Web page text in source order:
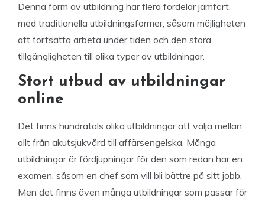
Denna form av utbildning har flera fördelar jämfört
med traditionella utbildningsformer, såsom möjligheten
att fortsätta arbeta under tiden och den stora
tillgängligheten till olika typer av utbildningar.
Stort utbud av utbildningar
online
Det finns hundratals olika utbildningar att välja mellan,
allt från akutsjukvård till affärsengelska. Många
utbildningar är fördjupningar för den som redan har en
examen, såsom en chef som vill bli bättre på sitt jobb.
Men det finns även många utbildningar som passar för